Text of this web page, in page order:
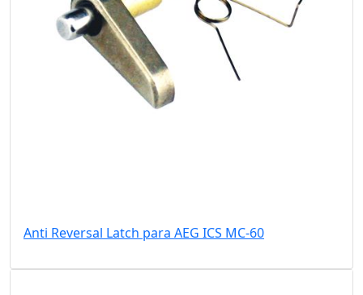
Anti Reversal Latch para AEG ICS MC-60